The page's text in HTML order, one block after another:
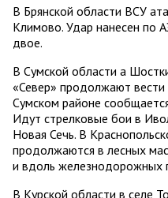
В Брянской области ВСУ
Климово. Удар нанесен по
двое.
В Сумской области а
«Север» продолжают вести
Сумском районе
Идут стрелковые бои в
Новая Сечь. В
продолжаются в лесных
и вдоль железнодорожных
В Курской области в селе